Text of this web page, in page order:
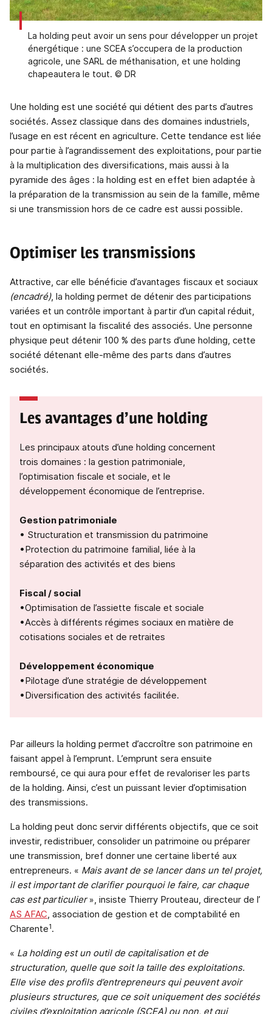
La holding peut avoir un sens pour développer un projet
énergétique : une SCEA s’occupera de la production
agricole, une SARL de méthanisation, et une holding
chapeautera le tout. © DR
Une holding est une société qui détient des parts d’autres
sociétés. Assez classique dans des domaines industriels,
l’usage en est récent en agriculture. Cette tendance est liée
pour partie à l’agrandissement des exploitations, pour partie
à la multiplication des diversifications, mais aussi à la
pyramide des âges : la holding est en effet bien adaptée à
la préparation de la transmission au sein de la famille, même
si une transmission hors de ce cadre est aussi possible.
Optimiser les transmissions
Attractive, car elle bénéficie d’avantages fiscaux et sociaux
(encadré), la holding permet de détenir des participations
variées et un contrôle important à partir d’un capital réduit,
tout en optimisant la fiscalité des associés. Une personne
physique peut détenir 100 % des parts d’une holding, cette
société détenant elle-même des parts dans d’autres
sociétés.
Les avantages d’une holding
Les principaux atouts d’une holding concernent
trois domaines : la gestion patrimoniale,
l’optimisation fiscale et sociale, et le
développement économique de l’entreprise.
Gestion patrimoniale
• Structuration et transmission du patrimoine
•Protection du patrimoine familial, liée à la
séparation des activités et des biens
Fiscal / social
•Optimisation de l’assiette fiscale et sociale
•Accès à différents régimes sociaux en matière de
cotisations sociales et de retraites
Développement économique
•Pilotage d’une stratégie de développement
•Diversification des activités facilitée.
Par ailleurs la holding permet d’accroître son patrimoine en
faisant appel à l’emprunt. L’emprunt sera ensuite
remboursé, ce qui aura pour effet de revaloriser les parts
de la holding. Ainsi, c’est un puissant levier d’optimisation
des transmissions.
La holding peut donc servir différents objectifs, que ce soit
investir, redistribuer, consolider un patrimoine ou préparer
une transmission, bref donner une certaine liberté aux
entrepreneurs. « Mais avant de se lancer dans un tel projet,
il est important de clarifier pourquoi le faire, car chaque
cas est particulier», insiste Thierry Prouteau, directeur de l’
AS AFAC, association de gestion et de comptabilité en
Charente1.
« La holding est un outil de capitalisation et de
structuration, quelle que soit la taille des exploitations.
Elle vise des profils d’entrepreneurs qui peuvent avoir
plusieurs structures, que ce soit uniquement des sociétés
civiles d’exploitation agricole (SCEA) ou non, et qui